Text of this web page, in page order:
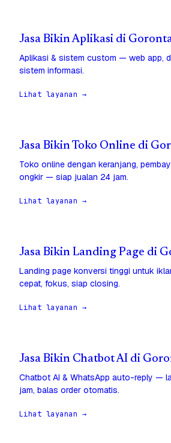
Jasa Bikin Aplikasi di
Aplikasi & sistem custom — web app,
sistem informasi.
Lihat layanan →
Jasa Bikin Toko Online di
Toko online dengan keranjang,
ongkir — siap jualan 24 jam.
Lihat layanan →
Jasa Bikin Landing Page di
Landing page konversi tinggi untuk
cepat, fokus, siap closing.
Lihat layanan →
Jasa Bikin Chatbot AI di
Chatbot AI & WhatsApp auto-reply —
jam, balas order otomatis.
Lihat layanan →